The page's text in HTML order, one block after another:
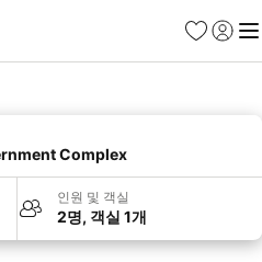
즐겨찾기
로그인
메
Complex
인원 및 객실
2명, 객실 1개